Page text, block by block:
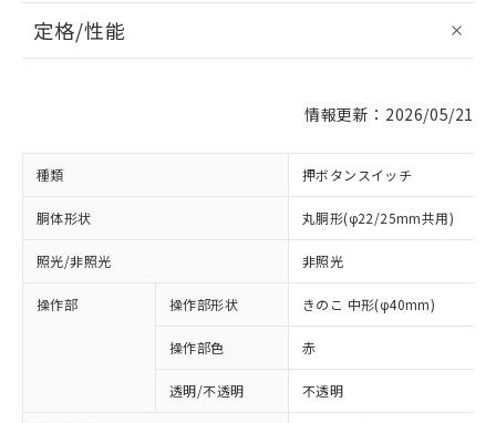
定格/性能
情報更新：2026/05/21
種類 押ボタンスイッチ
胴体形状 丸胴形(φ22/25mm共用)
照光/非照光 非照光
操作部 操作部形状 きのこ 中形(φ40mm)
操作部色 赤
透明/不透明 不透明